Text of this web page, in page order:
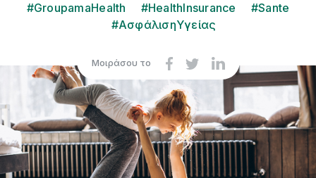
#GroupamaHealth #HealthInsurance
#Sante
#ΑσφάλισηΥγείας
Μοιράσου το